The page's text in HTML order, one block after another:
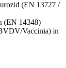
(EN 13727 /
(EN 14348)
Vaccinia) in